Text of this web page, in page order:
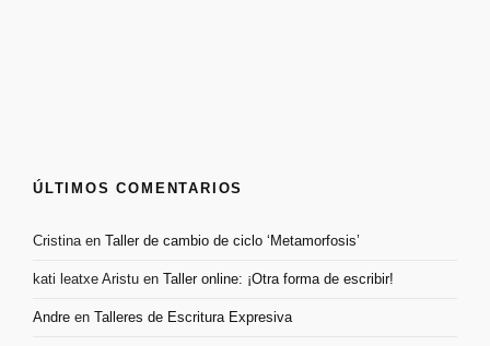
ÚLTIMOS COMENTARIOS
Cristinaen Taller de cambio de ciclo ‘Metamorfosis’
kati leatxe Aristu en Taller online: ¡Otra forma de escribir!
Andre en Talleres de Escritura Expresiva